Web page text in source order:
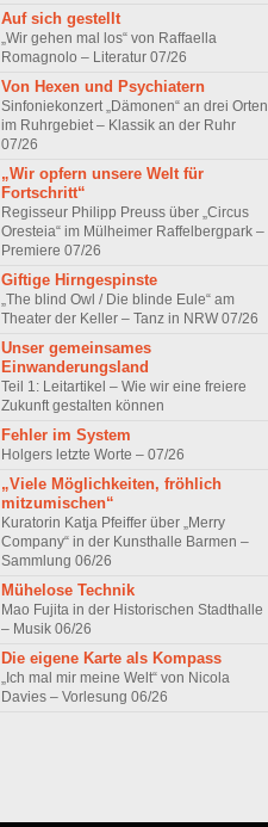
Auf sich gestellt
„Wir gehen mal los“ von Raffaella
Romagnolo – Literatur 07/26
Von Hexen und Psychiatern
Sinfoniekonzert „Dämonen“ an drei Orten
im Ruhrgebiet – Klassik an der Ruhr
07/26
„Wir opfern unsere Welt für
Fortschritt“
Regisseur Philipp Preuss über „Circus
Oresteia“ im Mülheimer Raffelbergpark –
Premiere 07/26
Giftige Hirngespinste
„The blind Owl / Die blinde Eule“ am
Theater der Keller – Tanz in NRW 07/26
Unser gemeinsames
Einwanderungsland
Teil 1: Leitartikel – Wie wir eine freiere
Zukunft gestalten können
Fehler im System
Holgers letzte Worte – 07/26
„Viele Möglichkeiten, fröhlich
mitzumischen“
Kuratorin Katja Pfeiffer über „Merry
Company“ in der Kunsthalle Barmen –
Sammlung 06/26
Mühelose Technik
Mao Fujita in der Historischen Stadthalle
– Musik 06/26
Die eigene Karte als Kompass
„Ich mal mir meine Welt“ von Nicola
Davies – Vorlesung 06/26